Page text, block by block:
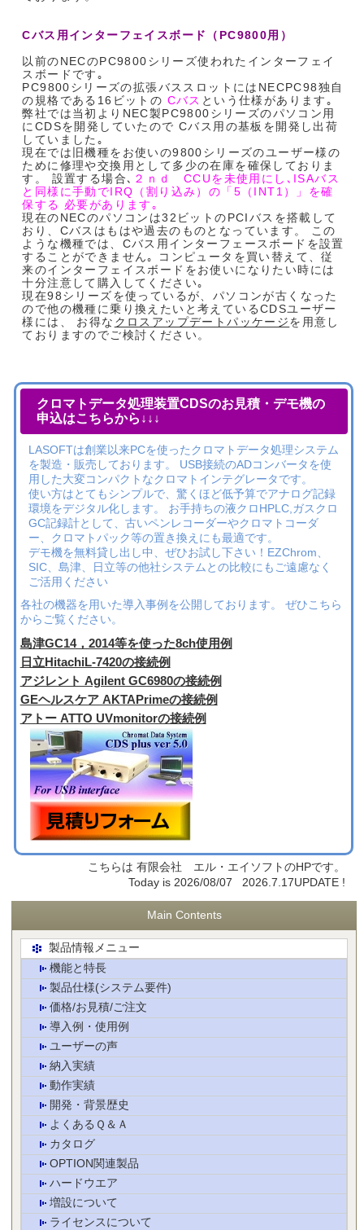
Cバス用インターフェイスボード（PC9800用）
以前のNECのPC9800シリーズ使われたインターフェイ
スボードです｡
PC9800シリーズの拡張バススロットにはNECPC98独自
の規格である16ビットの Cバス という仕様があります｡
弊社では当初よりNEC製PC9800シリーズのパソコン用
にCDSを開発していたので Cバス用の基板を開発し出荷
していました｡
現在では旧機種をお使いの9800シリーズのユーザー様の
ために修理や交換用として多少の在庫を確保しておりま
す。 設置する場合､ ２ｎｄ CCUを未使用にし､ISAバス
と同様に手動でIRQ（割り込み）の「5（INT1）」を確
保する 必要があります｡
現在のNECのパソコンは32ビットのPCIバスを搭載して
おり、Cバスはもはや過去のものとなっています。 この
ような機種では、Cバス用インターフェースボードを設置
することができません｡ コンピュータを買い替えて、従
来のインターフェイスボードをお使いになりたい時には
十分注意して購入してください｡
現在98シリーズを使っているが、パソコンが古くなった
ので他の機種に乗り換えたいと考えているCDSユーザー
様には、 お得な クロスアップデートパッケージを用意し
ておりますのでご検討ください。
クロマトデータ処理装置CDSのお見積・デモ機の
申込はこちらから↓↓↓
LASOFTは創業以来PCを使ったクロマトデータ処理システム
を製造・販売しております。 USB接続のADコンバータを使
用した大変コンパクトなクロマトインテグレータです。
使い方はとてもシンプルで、驚くほど低予算でアナログ記録
環境をデジタル化します。 お手持ちの液クロHPLC,ガスクロ
GC記録計として、古いペンレコーダーやクロマトコーダ
ー、クロマトパック等の置き換えにも最適です。
デモ機を無料貸し出し中、ぜひお試し下さい！EZChrom、
SIC、島津、日立等の他社システムとの比較にもご遠慮なく
ご活用ください
各社の機器を用いた導入事例を公開しております。 ぜひこちら
からご覧ください。
島津GC14，2014等を使った8ch使用例
日立HitachiL-7420の接続例
アジレント Agilent GC6980の接続例
GEヘルスケア AKTAPrimeの接続例
アトー ATTO UVmonitorの接続例
こちらは 有限会社 エル・エイソフトのHPです。
Today is 2026/08/07 2026.7.17UPDATE !
Main Contents
製品情報メニュー
機能と特長
製品仕様(システム要件)
価格/お見積/ご注文
導入例・使用例
ユーザーの声
納入実績
動作実績
開発・背景歴史
よくあるＱ＆Ａ
カタログ
OPTION関連製品
ハードウエア
増設について
ライセンスについて